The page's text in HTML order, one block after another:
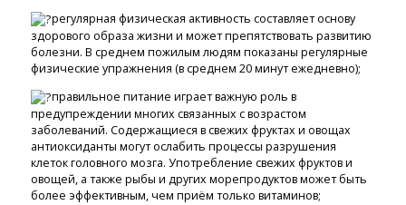
регулярная физическая активность составляет основу
здорового образа жизни и может препятствовать развитию
болезни. В среднем пожилым людям показаны регулярные
физические упражнения (в среднем 20 минут ежедневно);
правильное питание играет важную роль в
предупреждении многих связанных с возрастом
заболеваний. Содержащиеся в свежих фруктах и овощах
антиоксиданты могут ослабить процессы разрушения
клеток головного мозга. Употребление свежих фруктов и
овощей, а также рыбы и других морепродуктов может быть
более эффективным, чем приём только витаминов;